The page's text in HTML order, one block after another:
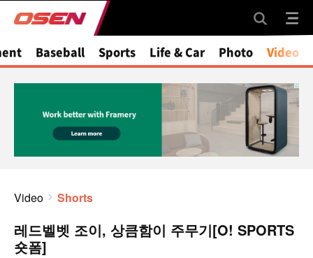
Baseball Sports Life & Car Photo Video
Video Shorts
레드벨벳 조이, 상큼함이 주무기[O! SPORTS
숏폼]